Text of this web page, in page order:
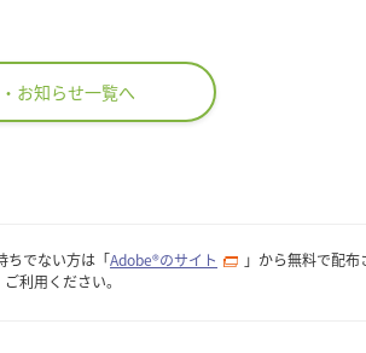
お知らせ一覧へ
ちでない方は「Adobe®のサイト
」から無料で配布
利用ください。